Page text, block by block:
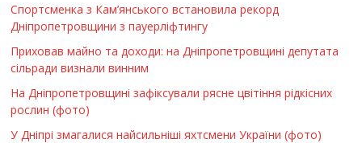
Спортсменка з Кам’янського встановила рекорд
Дніпропетровщини з пауерліфтингу
Приховав майно та доходи: на Дніпропетровщині депутата
сільради визнали винним
На Дніпропетровщині зафіксували рясне цвітіння рідкісних
рослин (фото)
У Дніпрі змагалися найсильніші яхтсмени України (фото)